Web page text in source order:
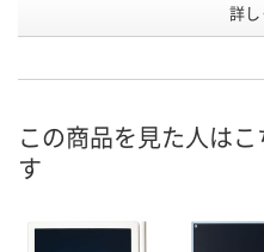
お届け日 8月11日（火）
数量
詳し
この商品を見た人は
す